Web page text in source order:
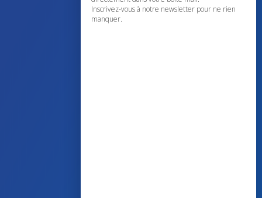
Inscrivez-vous à notre newsletter pour ne rien
manquer.